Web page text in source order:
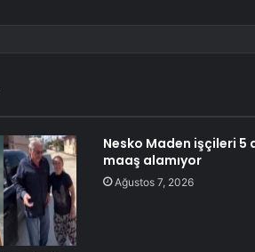
Nesko Maden işçileri 5
maaş alamıyor
Ağustos 7, 2026